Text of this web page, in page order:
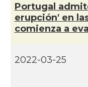
Portugal
erupción' en
comienza a
2022-03-25